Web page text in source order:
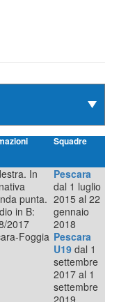
Squadre
In
punta.
in B:
2017
Foggia
Pescara
dal 1 luglio
2015 al 22
gennaio
2018
Pescara
U19 dal 1
settembre
2017 al 1
settembre
2019